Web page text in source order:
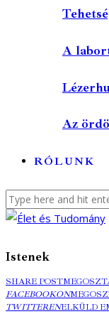
A
Az
RÓLUNK
Istenek
SHARE POST
FACEBOOKON
TWITTERENELKÜLD